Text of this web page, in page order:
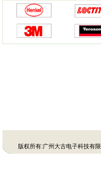
版权所有:广州大古电子科技有